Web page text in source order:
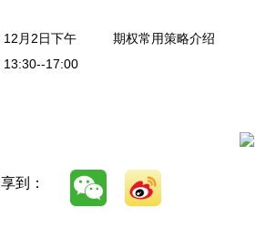
12月2日下午
13:30--17:00
期权常用策略介绍
到：